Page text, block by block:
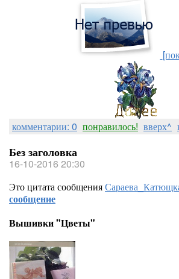
комментарии: 0 понравилось! вверх^
Без заголовка
16-10-2016 20:30
Это цитата сообщения
сообщение
Вышивки "Цветы"